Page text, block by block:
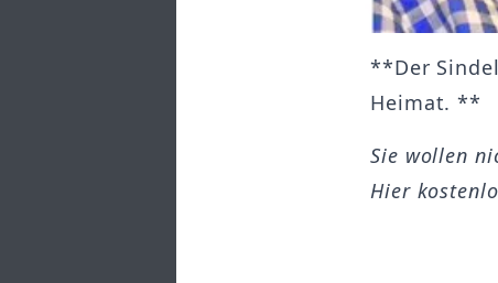
**Der
Heimat. **
Sie wollen
Hier